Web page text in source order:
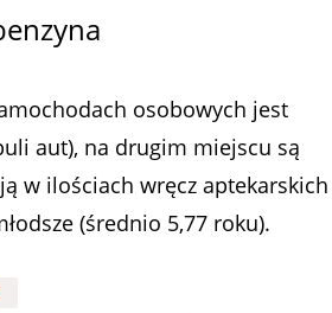
osobowych jest
aut), na drugim miejscu są
w ilościach wręcz aptekarskich
(średnio 5,77 roku).